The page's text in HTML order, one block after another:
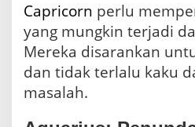
Capricorn perlu
yang mungkin terjadi
Mereka disarankan
dan tidak terlalu kaku
masalah.